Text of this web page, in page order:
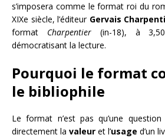
s’imposera comme le format roi du
XIXe siècle, l’éditeur Gervais
format Charpentier(in-18), à
démocratisant la lecture.
Pourquoi le format
le bibliophile
Le format n’est pas qu’une
directement la valeur et l’usage d’un